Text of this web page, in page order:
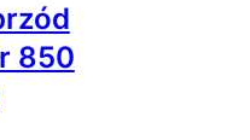
850